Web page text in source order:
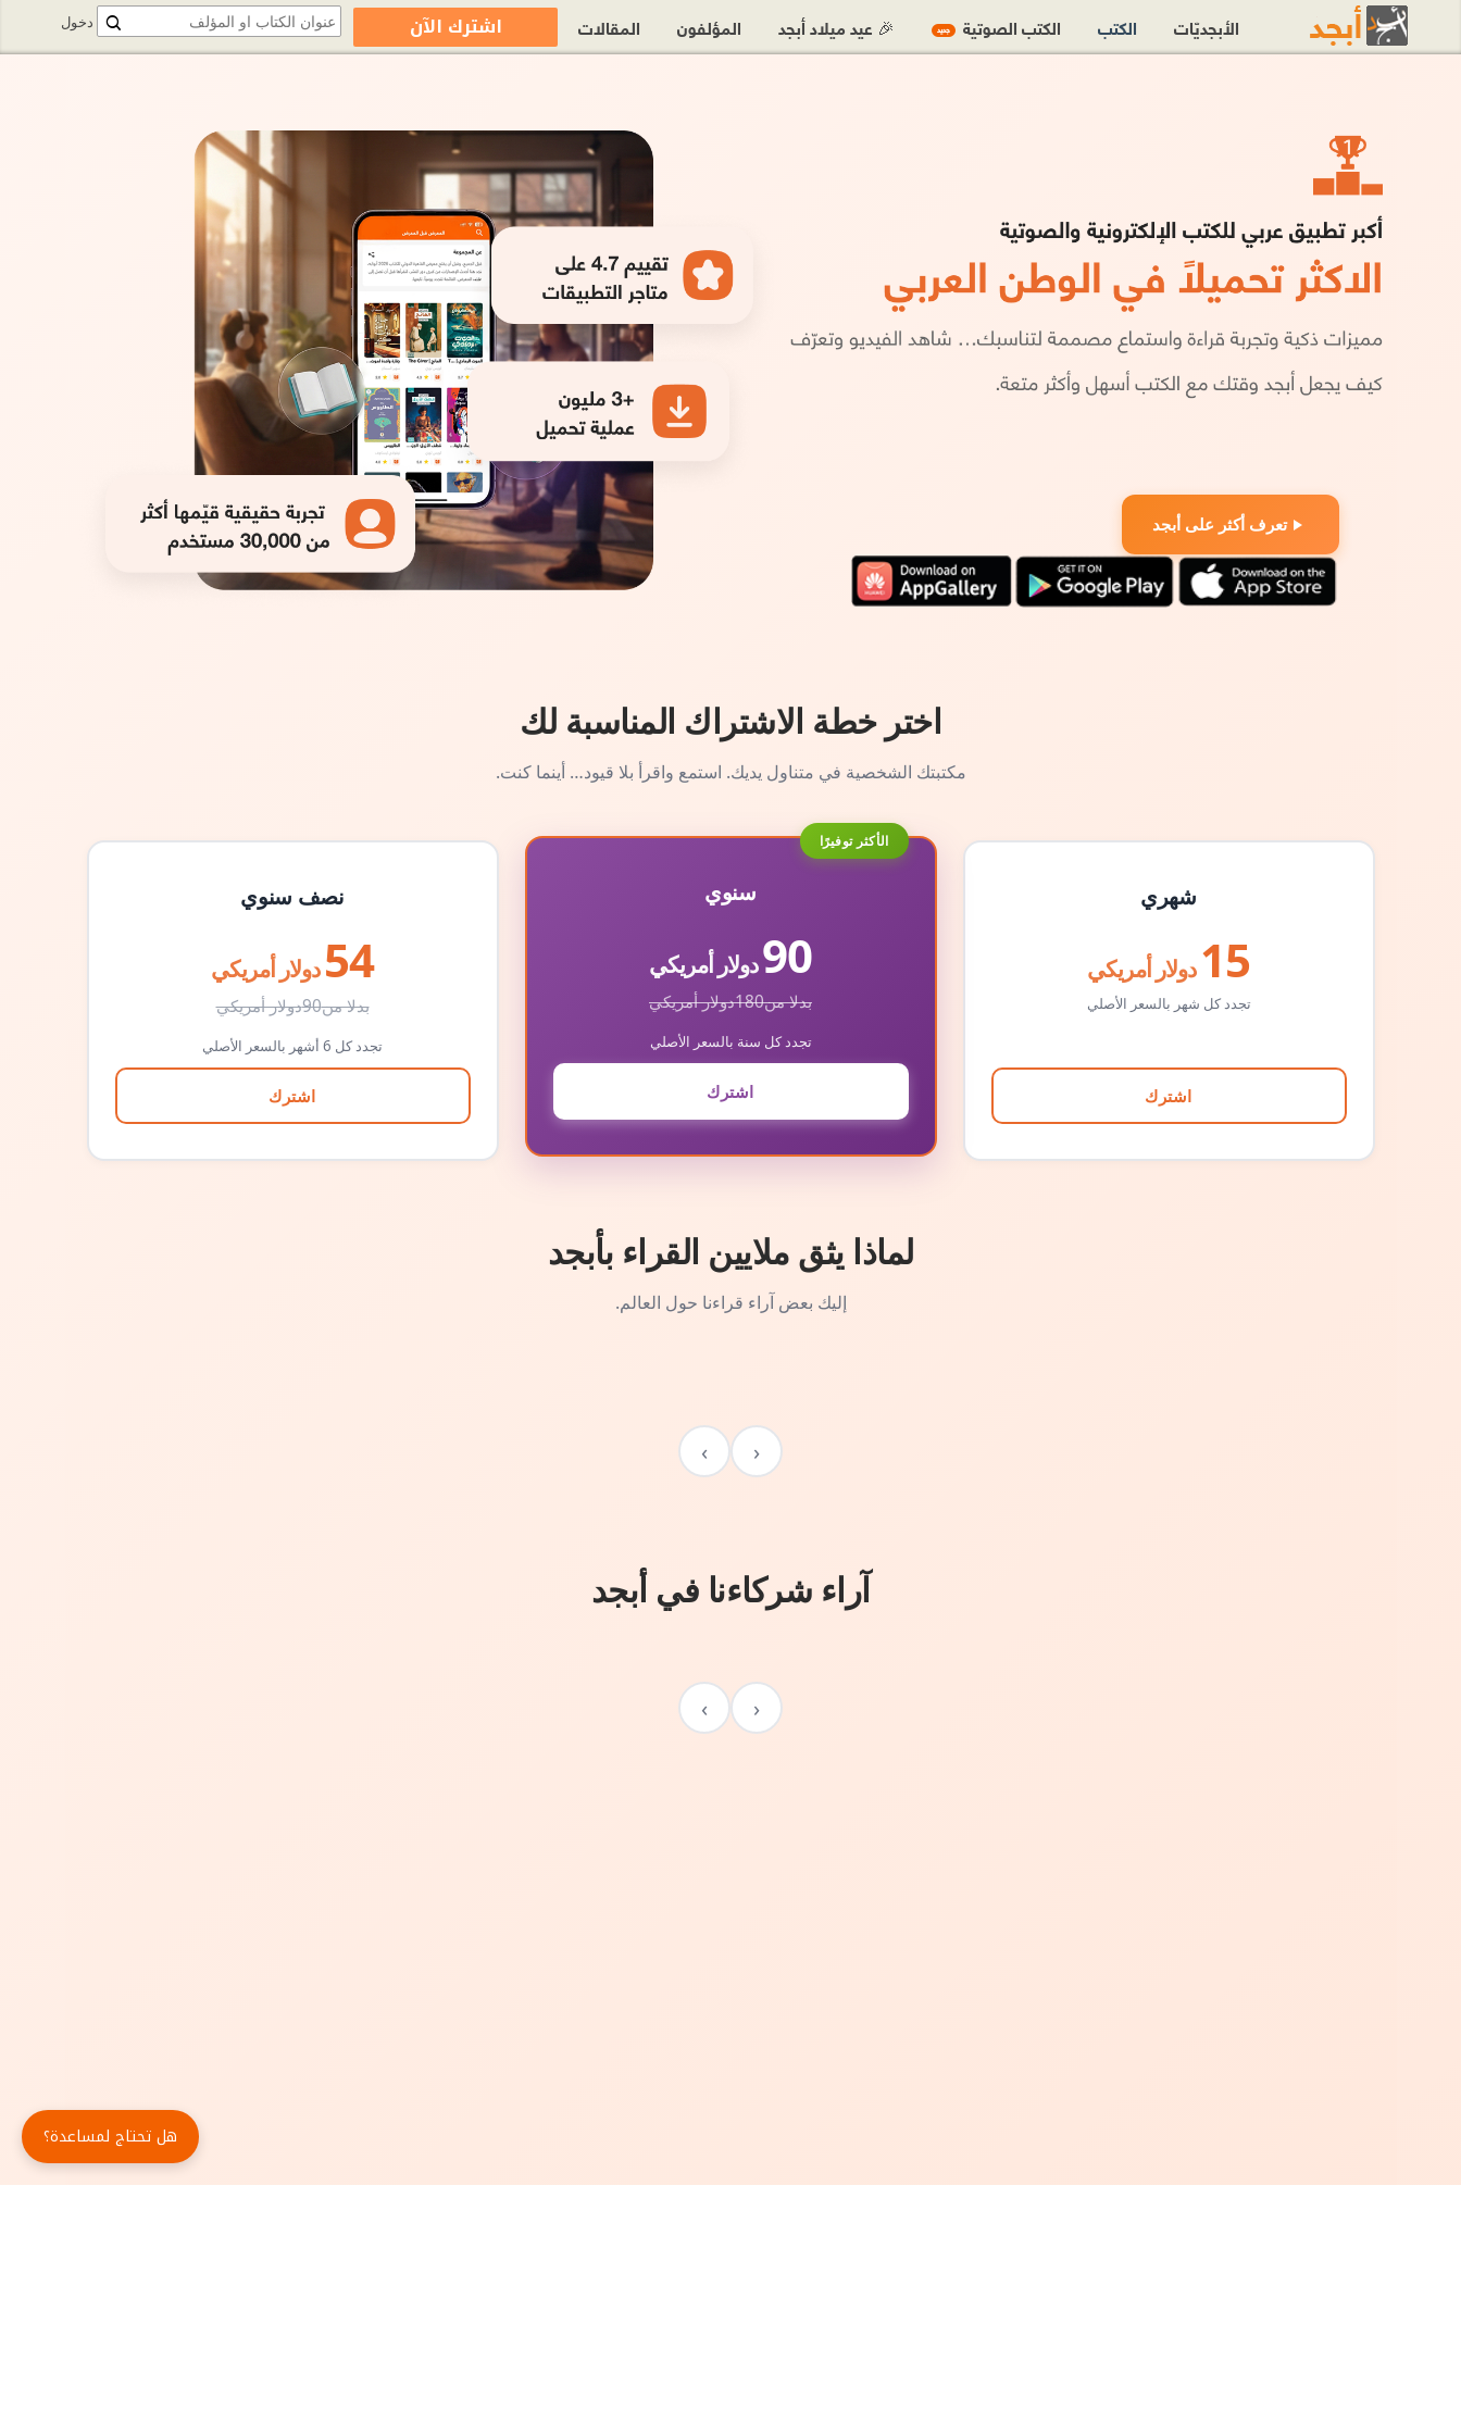
تعرف أكثر على أبجد
اختر خطة الاشتراك المناسبة لك
مكتبتك الشخصية في متناول يديك. استمع واقرأ بلا قيود… أينما كنت.
شهري
15 دولار أمريكي
تجدد كل شهر بالسعر الأصلي
اشترك
الأكثر توفيرًا
سنوي
90دولار أمريكي
بدلا من180دولار أمريكي
تجدد كل سنة بالسعر الأصلي
اشترك
نصف سنوي
54 دولار أمريكي
بدلا من90دولار أمريكي
تجدد كل 6 أشهر بالسعر الأصلي
اشترك
لماذا يثق ملايين القراء بأبجد
إليك بعض آراء قراءنا حول العالم.
‹
›
آراء شركاءنا في أبجد
‹
›
دخول الأبجديّات الكتب الكتب الصوتية جديد 🎉 عيد ميلاد أبجد المؤلفون المقالات اشترك الآن
هل تحتاج لمساعدة؟